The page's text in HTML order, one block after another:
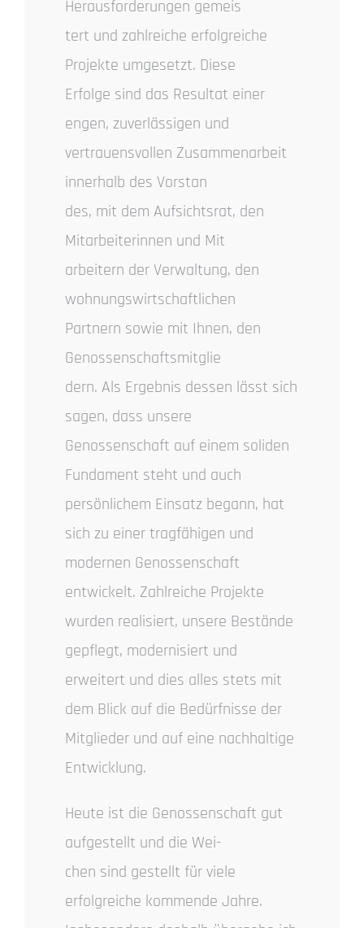
Herausforderungen gemeis
tert und zahlreiche erfolgreiche
Projekte umgesetzt. Diese
Erfolge sind das Resultat einer
engen, zuverlässigen und
vertrauensvollen Zusammenarbeit
innerhalb des Vorstan
des, mit dem Aufsichtsrat, den
Mitarbeiterinnen und Mit
arbeitern der Verwaltung, den
wohnungswirtschaftlichen
Partnern sowie mit Ihnen, den
Genossenschaftsmitglie
dern. Als Ergebnis dessen lässt sich
sagen, dass unsere
Genossenschaft auf einem soliden
Fundament steht und auch
persönlichem Einsatz begann, hat
sich zu einer tragfähigen und
modernen Genossenschaft
entwickelt. Zahlreiche Projekte
wurden realisiert, unsere Bestände
gepflegt, modernisiert und
erweitert und dies alles stets mit
dem Blick auf die Bedürfnisse der
Mitglieder und auf eine nachhaltige
Entwicklung.
Heute ist die Genossenschaft gut
aufgestellt und die Wei-
chen sind gestellt für viele
erfolgreiche kommende Jahre.